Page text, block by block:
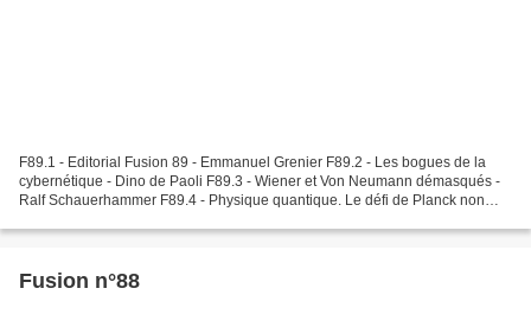
F89.1 - Editorial Fusion 89 - Emmanuel Grenier F89.2 - Les bogues de la
cybernétique - Dino de Paoli F89.3 - Wiener et Von Neumann démasqués -
Ralf Schauerhammer F89.4 - Physique quantique. Le défi de Planck non
Fusion n°88